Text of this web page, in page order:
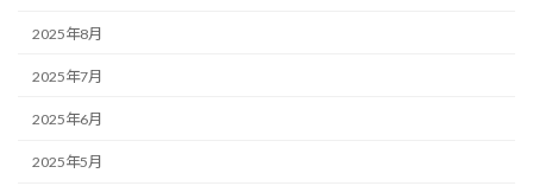
2025年8月
2025年7月
2025年6月
2025年5月